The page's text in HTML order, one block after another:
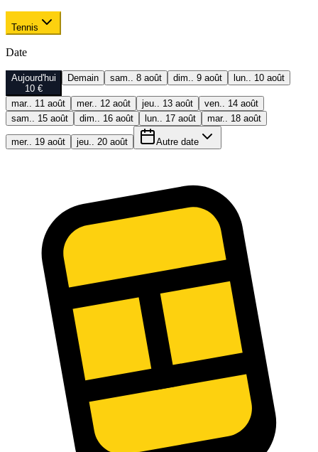
Tennis
Date
Aujourd'hui
10 €
Demain sam.. 8 août dim.. 9 août lun.. 10 août
mar.. 11 août mer.. 12 août jeu.. 13 août
ven.. 14 août
sam.. 15 août
dim.. 16 août lun.. 17 août mar.. 18 août
mer.. 19 août jeu.. 20 août Autre date